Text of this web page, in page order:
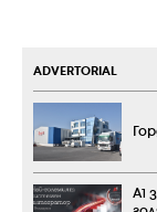
ADVERTORIAL
А1